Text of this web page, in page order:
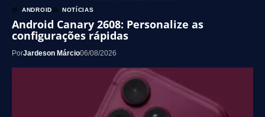
ANDROID NOTÍCIAS
Android Canary 2608: Personalize as
configurações rápidas
PorJardeson Márcio06/08/2026